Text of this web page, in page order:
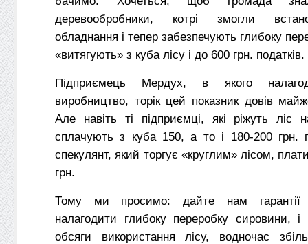
деревообробники, котрі змогли
обладнання і тепер забезпечують глибоку
«витягують» з куба лісу і до 600 грн. податків.
Підприємець Мердух, в якого
виробництво, торік цей показник довів
Але навіть ті підприємці, які ріжуть ліс
сплачують з куба 150, а то і 180-200 грн.
спекулянт, який торгує «круглим» лісом,
грн.
Тому ми просимо: дайте нам гарантії
налагодити глибоку переробку сировини,
обсяги використання лісу, водночас